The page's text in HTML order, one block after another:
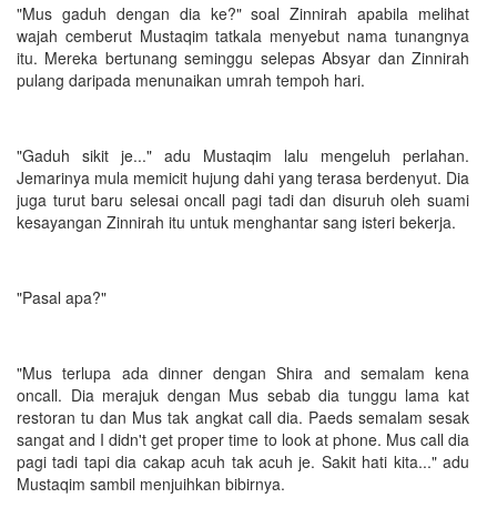
"Mus gaduh dengan dia ke?" soal Zinnirah apabila melihat
wajah cemberut Mustaqim tatkala menyebut nama tunangnya
itu. Mereka bertunang seminggu selepas Absyar dan Zinnirah
pulang daripada menunaikan umrah tempoh hari.
"Gaduh sikit je..." adu Mustaqim lalu mengeluh perlahan.
Jemarinya mula memicit hujung dahi yang terasa berdenyut. Dia
juga turut baru selesai oncall pagi tadi dan disuruh oleh suami
kesayangan Zinnirah itu untuk menghantar sang isteri bekerja.
"Pasal apa?"
"Mus terlupa ada dinner dengan Shira and semalam kena
oncall. Dia merajuk dengan Mus sebab dia tunggu lama kat
restoran tu dan Mus tak angkat call dia. Paeds semalam sesak
sangat and I didn't get proper time to look at phone. Mus call dia
pagi tadi tapi dia cakap acuh tak acuh je. Sakit hati kita..." adu
Mustaqim sambil menjuihkan bibirnya.